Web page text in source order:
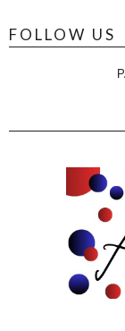
FOLLOW US